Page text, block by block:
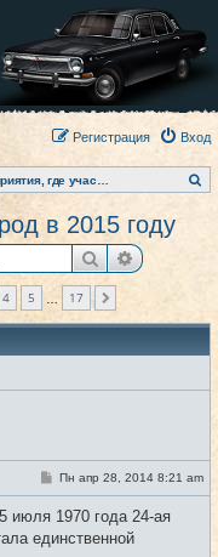
Вход
Регистрация
о
в 2015 году
Поиск
4 5 17
#1
С
б
щ
Пн апр 28, 2014 8:21 am
июля 1970 года 24-ая
единственной